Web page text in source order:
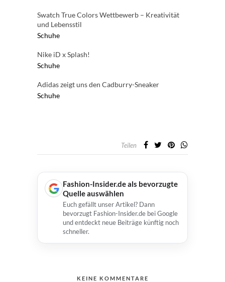
Swatch True Colors Wettbewerb – Kreativität
und Lebensstil
Schuhe
Nike iD x Splash!
Schuhe
Adidas zeigt uns den Cadburry-Sneaker
Schuhe
Teilen
Fashion-Insider.de als bevorzugte
Quelle auswählen
Euch gefällt unser Artikel? Dann
bevorzugt Fashion-Insider.de bei Google
und entdeckt neue Beiträge künftig noch
schneller.
KEINE KOMMENTARE